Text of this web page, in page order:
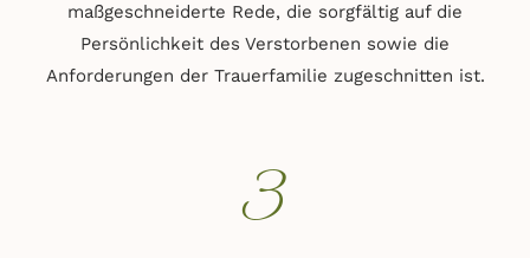
maßgeschneiderte Rede, die sorgfältig auf die
Persönlichkeit des Verstorbenen sowie die
Anforderungen der Trauerfamilie zugeschnitten ist.
3